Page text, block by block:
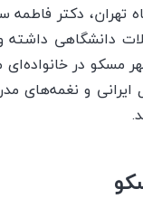
تهران، دکتر
دانشگاهی
۱۲۸۱ خورشیدی در شهر
و نغمه‌های